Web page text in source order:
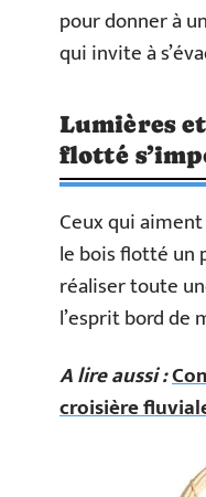
pour donner à
qui invite à
Lumières
flotté
Ceux qui
le bois flotté un
réaliser toute
l’esprit bord de
A lire aussi :
croisière